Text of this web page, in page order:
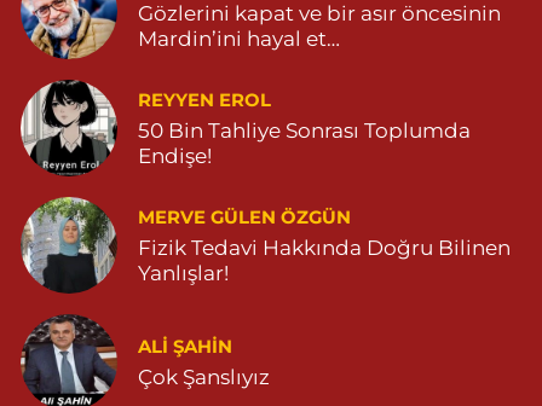
Gözlerini kapat ve bir asır öncesinin
Mardin’ini hayal et…
REYYEN EROL
50 Bin Tahliye Sonrası Toplumda
Endişe!
MERVE GÜLEN ÖZGÜN
Fizik Tedavi Hakkında Doğru Bilinen
Yanlışlar!
ALI ŞAHİN
Çok Şanslıyız